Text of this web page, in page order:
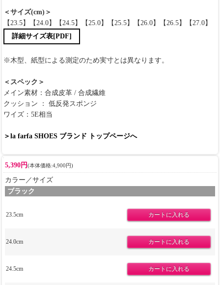
＜サイズ(cm)＞
【23.5】【24.0】【24.5】【25.0】【25.5】【26.0】【26.5】【27.0】
詳細サイズ表[PDF]
※木型、紙型による測定のため実寸とは異なります。
＜スペック＞
メイン素材：合成皮革 / 合成繊維
クッション ： 低反発スポンジ
ワイズ：5E相当
＞la farfa SHOES ブランド トップページへ
5,390円(本体価格:4,900円)
カラー／サイズ
ブラック
23.5cm
24.0cm
24.5cm